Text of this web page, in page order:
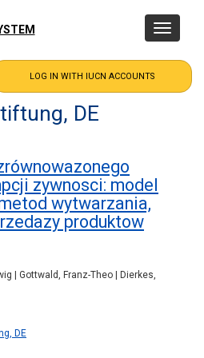
Toggle
DE
zywnosci: model
wytwarzania,
produktow
| Gottwald, Franz-Theo | Dierkes,
DE